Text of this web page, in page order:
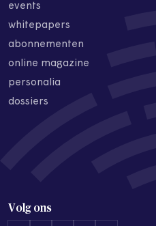
events
whitepapers
abonnementen
online magazine
personalia
dossiers
Volg ons